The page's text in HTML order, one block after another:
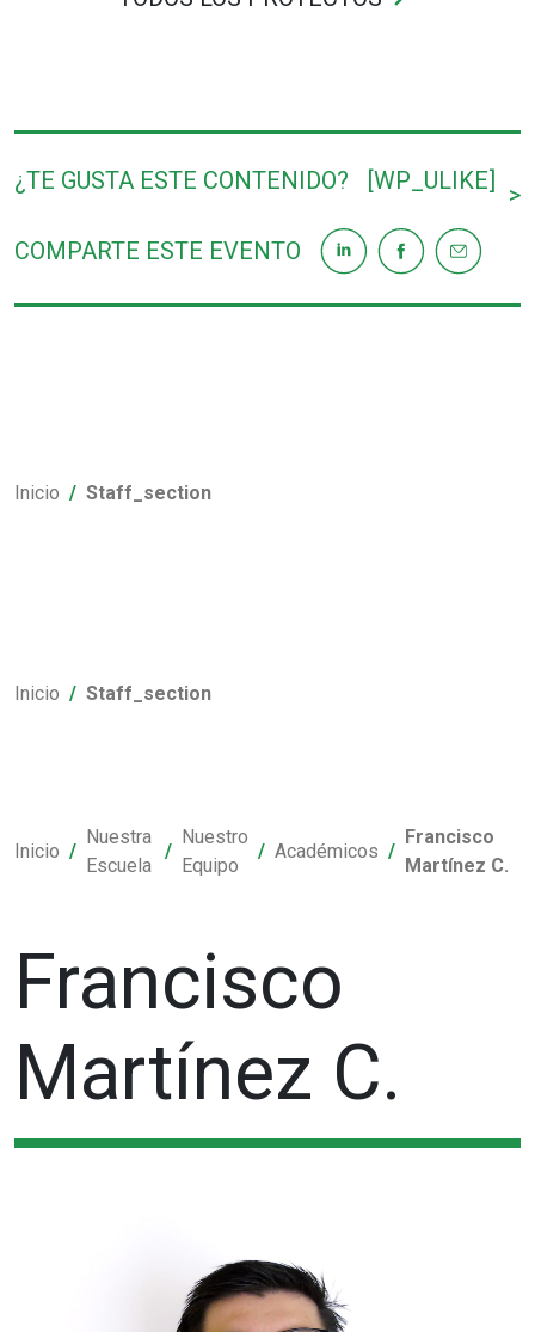
¿TE GUSTA ESTE CONTENIDO? [WP_ULIKE]
>
COMPARTE ESTE EVENTO
Inicio Staff_section
Inicio Staff_section
Inicio
Nuestra
Escuela
Nuestro
Equipo
Académicos
Francisco
Martínez C.
Francisco
Martínez C.